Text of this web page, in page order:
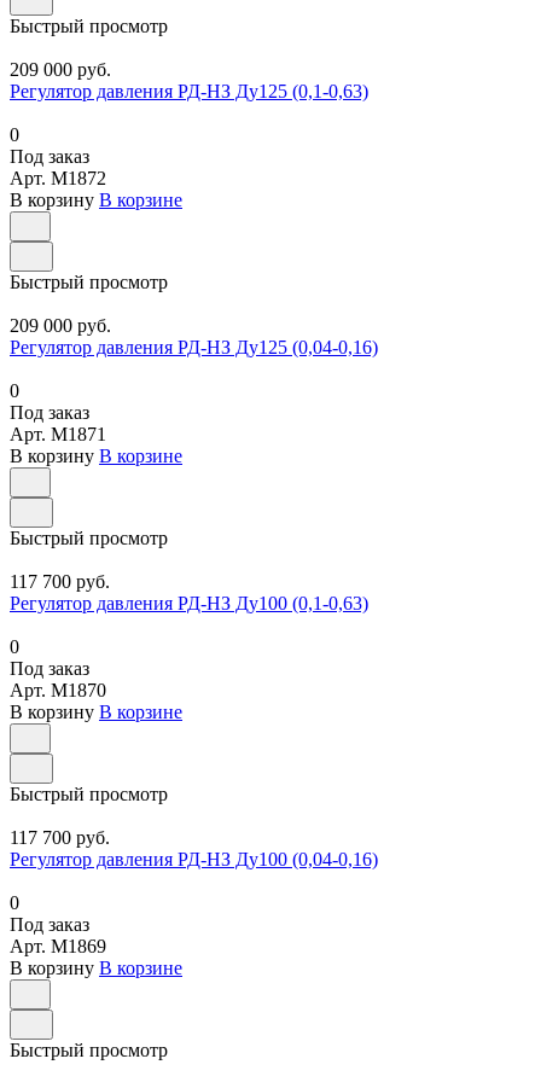
Быстрый просмотр
209 000 руб.
Регулятор давления РД-НЗ Ду125 (0,1-0,63)
0
Под заказ
Арт. M1872
В корзину В корзине
Быстрый просмотр
209 000 руб.
Регулятор давления РД-НЗ Ду125 (0,04-0,16)
0
Под заказ
Арт. M1871
В корзину В корзине
Быстрый просмотр
117 700 руб.
Регулятор давления РД-НЗ Ду100 (0,1-0,63)
0
Под заказ
Арт. M1870
В корзину В корзине
Быстрый просмотр
117 700 руб.
Регулятор давления РД-НЗ Ду100 (0,04-0,16)
0
Под заказ
Арт. M1869
В корзину В корзине
Быстрый просмотр